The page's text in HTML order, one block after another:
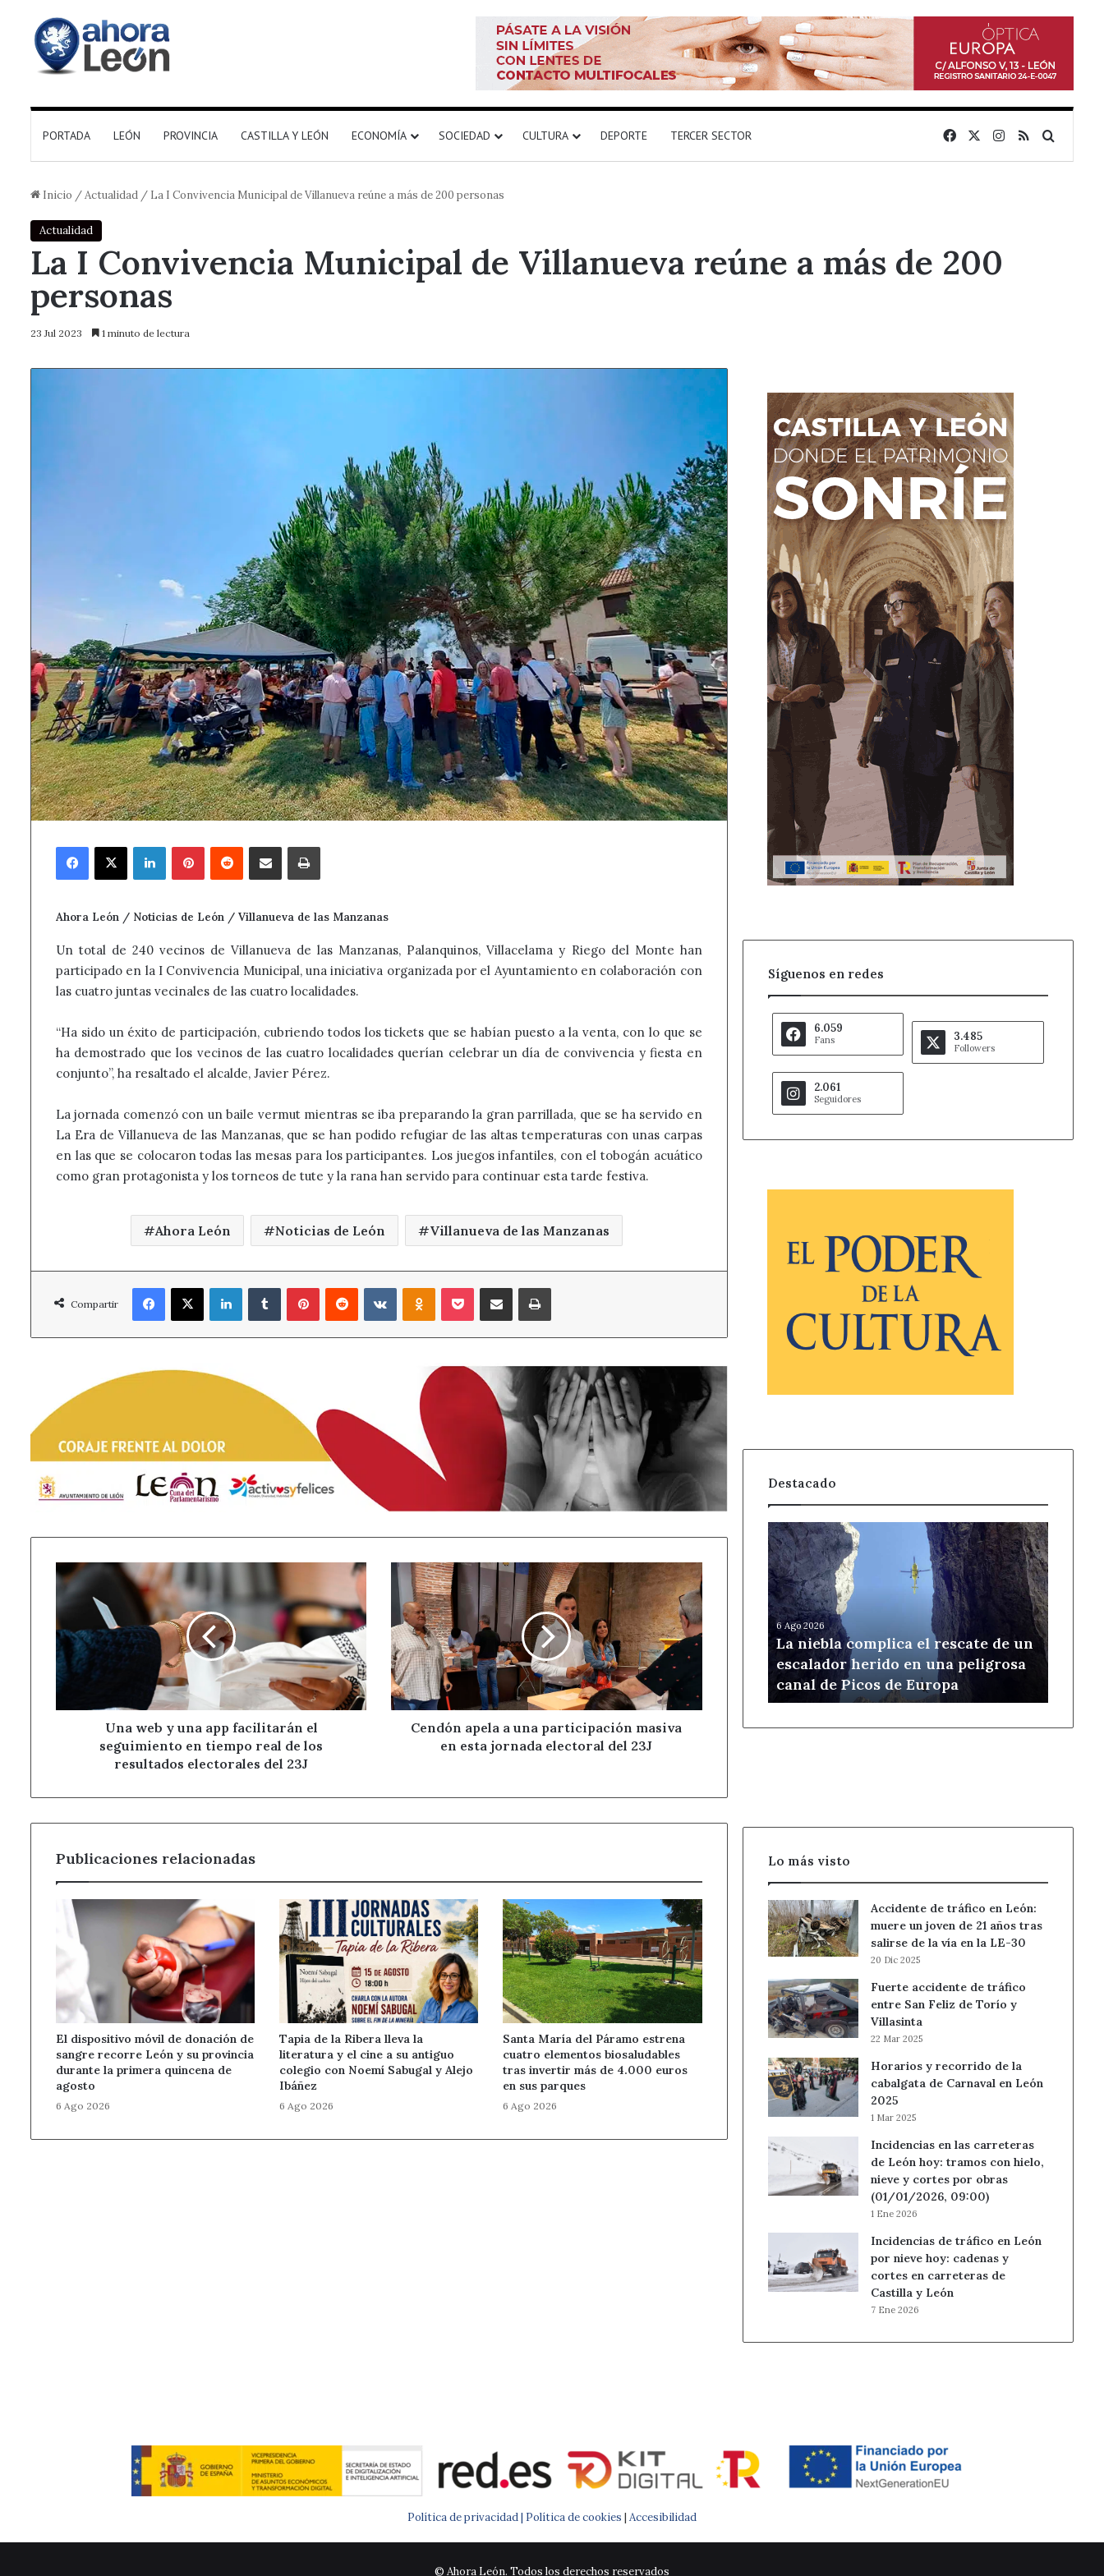
PORTADA LEÓN PROVINCIA CASTILLA Y LEÓN ECONOMÍA SOCIEDAD CULTURA DEPORTE TERCER SECTOR FacebookInstagram
RSS
Inicio /Actualidad / La I Convivencia Municipal de Villanueva reúne a más de 200 personas
Actualidad
La I Convivencia Municipal de Villanueva reúne a más de 200
personas
23 Jul 2023 1 minuto de lectura
Facebook
X LinkedInPinterestReddit Compartir por correo electrónicoImprimir
Ahora León / Noticias de León / Villanueva de las Manzanas
Un total de 240 vecinos de Villanueva de las Manzanas, Palanquinos, Villacelama y Riego del Monte han
participado en la I Convivencia Municipal, una iniciativa organizada por el Ayuntamiento en colaboración con
las cuatro juntas vecinales de las cuatro localidades.
“Ha sido un éxito de participación, cubriendo todos los tickets que se habían puesto a la venta, con lo que se
ha demostrado que los vecinos de las cuatro localidades querían celebrar un día de convivencia y fiesta en
conjunto”, ha resaltado el alcalde, Javier Pérez.
La jornada comenzó con un baile vermut mientras se iba preparando la gran parrillada, que se ha servido en
La Era de Villanueva de las Manzanas, que se han podido refugiar de las altas temperaturas con unas carpas
en las que se colocaron todas las mesas para los participantes. Los juegos infantiles, con el tobogán acuático
como gran protagonista y los torneos de tute y la rana han servido para continuar esta tarde festiva.
Ahora León Noticias de León Villanueva de las Manzanas
Compartir
Facebook
X LinkedInTumblrPinterestReddit VKontakteOdnoklassniki
PocketCompartir por correo electrónicoImprimir
Una
web
y
una
app
facilitarán
el
seguimiento
en
resultados
Una web y una app facilitarán el
seguimiento en tiempo real de los
resultados electorales del 23J
Cendón
apela
una
participación
masiva
en
esta
jornada
electoral
Cendón apela a una participación masiva
en esta jornada electoral del 23J
Publicaciones relacionadas
El dispositivo móvil de donación de
sangre recorre León y su provincia
durante la primera quincena de
agosto
6 Ago 2026
Tapia de la Ribera lleva la
literatura y el cine a su antiguo
colegio con Noemí Sabugal y Alejo
Ibáñez
6 Ago 2026
Santa María del Páramo estrena
cuatro elementos biosaludables
tras invertir más de 4.000 euros
en sus parques
6 Ago 2026
Síguenos en redes
6.059
Fans 3.485
Followers
2.061
Seguidores
Destacado
La
niebla
complica
el
rescate
de
un
escalador
herido
en
una
6 Ago 2026
La niebla complica el rescate de un
escalador herido en una peligrosa
canal de Picos de Europa
Lo más visto
Accidente de tráfico en León:
muere un joven de 21 años tras
salirse de la vía en la LE-30
20 Dic 2025
Fuerte accidente de tráfico
entre San Feliz de Torío y
Villasinta
22 Mar 2025
Horarios y recorrido de la
cabalgata de Carnaval en León
2025
1 Mar 2025
Incidencias en las carreteras
de León hoy: tramos con hielo,
nieve y cortes por obras
(01/01/2026, 09:00)
1 Ene 2026
Incidencias de tráfico en León
por nieve hoy: cadenas y
cortes en carreteras de
Castilla y León
7 Ene 2026
Política de privacidad | Política de cookies | Accesibilidad
© Ahora León. Todos los derechos reservados